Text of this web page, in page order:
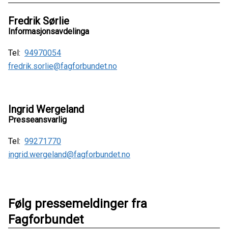
Fredrik Sørlie
Informasjonsavdelinga
Tel: 94970054
fredrik.sorlie@fagforbundet.no
Ingrid Wergeland
Presseansvarlig
Tel: 99271770
ingrid.wergeland@fagforbundet.no
Følg pressemeldinger fra
Fagforbundet